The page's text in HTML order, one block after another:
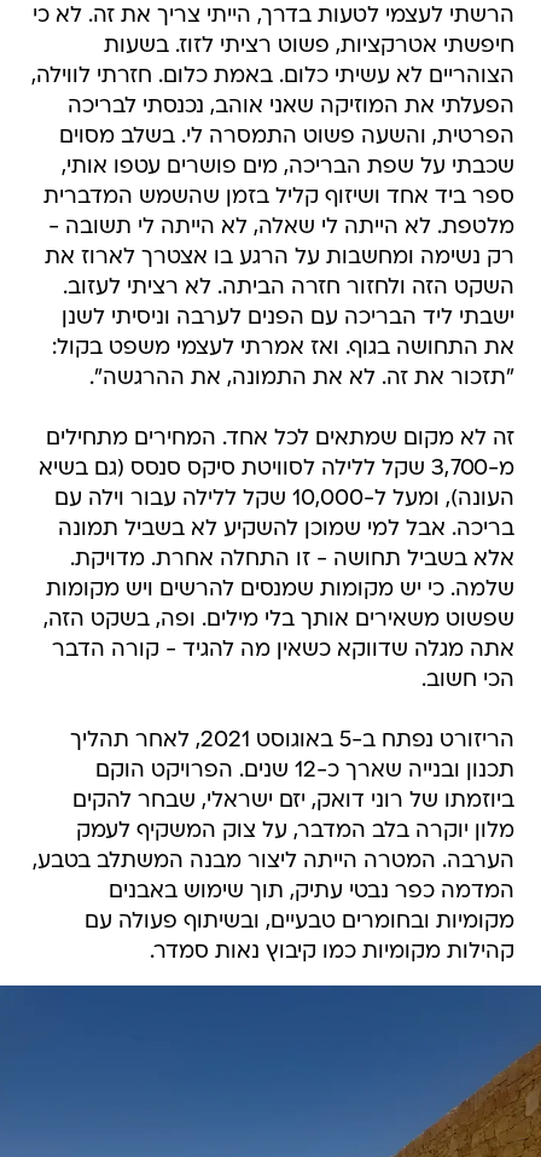
הרשתי לעצמי לטעות בדרך, הייתי צריך את זה. לא כי
חיפשתי אטרקציות, פשוט רציתי לזוז. בשעות
הצוהריים לא עשיתי כלום. באמת כלום. חזרתי לווילה,
הפעלתי את המוזיקה שאני אוהב, נכנסתי לבריכה
הפרטית, והשעה פשוט התמסרה לי. בשלב מסוים
שכבתי על שפת הבריכה, מים פושרים עטפו אותי,
ספר ביד אחד ושיזוף קליל בזמן שהשמש המדברית
מלטפת. לא הייתה לי שאלה, לא הייתה לי תשובה -
רק נשימה ומחשבות על הרגע בו אצטרך לארוז את
השקט הזה ולחזור חזרה הביתה. לא רציתי לעזוב.
ישבתי ליד הבריכה עם הפנים לערבה וניסיתי לשנן
את התחושה בגוף. ואז אמרתי לעצמי משפט בקול:
"תזכור את זה. לא את התמונה, את ההרגשה".
זה לא מקום שמתאים לכל אחד. המחירים מתחילים
מ-3,700 שקל ללילה לסוויטת סיקס סנסס (גם בשיא
העונה), ומעל ל-10,000 שקל ללילה עבור וילה עם
בריכה. אבל למי שמוכן להשקיע לא בשביל תמונה
אלא בשביל תחושה - זו התחלה אחרת. מדויקת.
שלמה. כי יש מקומות שמנסים להרשים ויש מקומות
שפשוט משאירים אותך בלי מילים. ופה, בשקט הזה,
אתה מגלה שדווקא כשאין מה להגיד - קורה הדבר
הכי חשוב.
הריזורט נפתח ב-5 באוגוסט 2021, לאחר תהליך
תכנון ובנייה שארך כ-12 שנים. הפרויקט הוקם
ביוזמתו של רוני דואק, יזם ישראלי, שבחר להקים
מלון יוקרה בלב המדבר, על צוק המשקיף לעמק
הערבה. המטרה הייתה ליצור מבנה המשתלב בטבע,
המדמה כפר נבטי עתיק, תוך שימוש באבנים
מקומיות ובחומרים טבעיים, ובשיתוף פעולה עם
קהילות מקומיות כמו קיבוץ נאות סמדר.